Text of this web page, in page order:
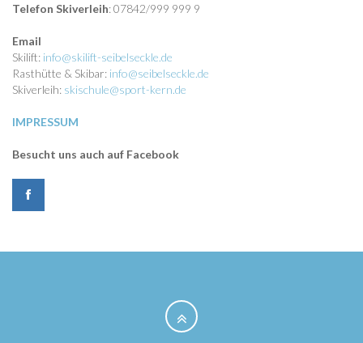
Telefon Skiverleih: 07842/999 999 9
Email
Skilift: info@skilift-seibelseckle.de
Rasthütte & Skibar: info@seibelseckle.de
Skiverleih: skischule@sport-kern.de
IMPRESSUM
Besucht uns auch auf Facebook